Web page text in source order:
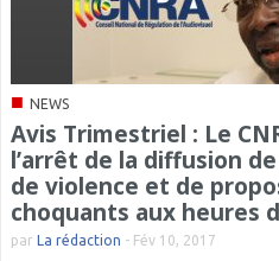
■ NEWS
Avis Trimestriel : Le
l’arrêt de la diffusion
de violence et de
choquants aux heures
par La rédaction - Fév 10, 2017